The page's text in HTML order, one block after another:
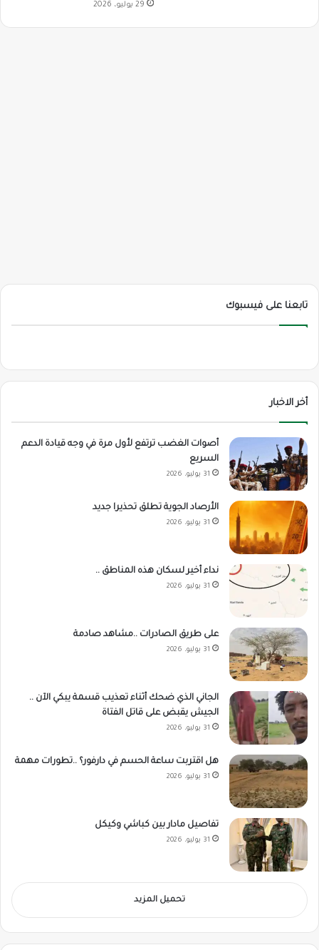
29 يوليو، 2026
تابعنا على فيسبوك
أخر الاخبار
أصوات الغضب ترتفع لأول مرة في وجه قيادة الدعم
السريع
31 يوليو، 2026
الأرصاد الجوية تطلق تحذيرا جديد
31 يوليو، 2026
نداء أخير لسكان هذه المناطق ..
31 يوليو، 2026
على طريق الصادرات ..مشاهد صادمة
31 يوليو، 2026
الجاني الذي ضحك أثناء تعذيب قسمة يبكي الآن ..
الجيش يقبض على قاتل الفتاة
31 يوليو، 2026
هل اقتربت ساعة الحسم في دارفور؟ ..تطورات مهمة
31 يوليو، 2026
تفاصيل مادار بين كباشي وكيكل
31 يوليو، 2026
تحميل المزيد